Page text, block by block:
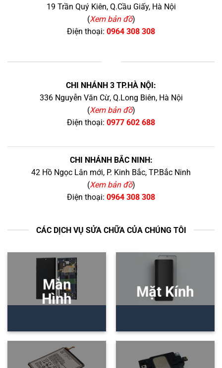
19 Trần Quý Kiên, Q.Cầu Giấy, Hà Nội
(Xem bản đồ)
Điện thoại: 0964 308 308
CHI NHÁNH 3 TP.HÀ NỘI:
336 Nguyễn Văn Cừ, Q.Long Biên, Hà Nội
(Xem bản đồ)
Điện thoại: 0977 602 688
CHI NHÁNH BẮC NINH:
42 Hồ Ngọc Lân mới, P. Kinh Bắc, TP.Bắc Ninh
(Xem bản đồ)
Điện thoại: 0964 308 308
CÁC DỊCH VỤ SỬA CHỮA CỦA CHÚNG TÔI
Màn
Hình
Mặt Kính